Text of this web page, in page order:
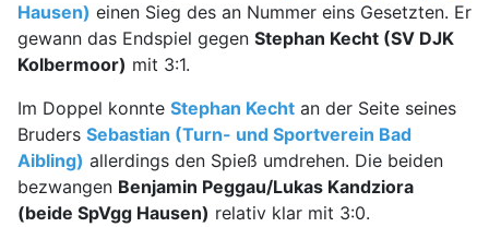
Hausen) einen Sieg des an Nummer eins Gesetzten. Er
gewann das Endspiel gegen Stephan Kecht (SV DJK
Kolbermoor) mit 3:1.
Im Doppel konnte Stephan Kecht an der Seite seines
Bruders Sebastian (Turn- und Sportverein Bad
Aibling) allerdings den Spieß umdrehen. Die beiden
bezwangen Benjamin Peggau/Lukas Kandziora
(beide SpVgg Hausen) relativ klar mit 3:0.